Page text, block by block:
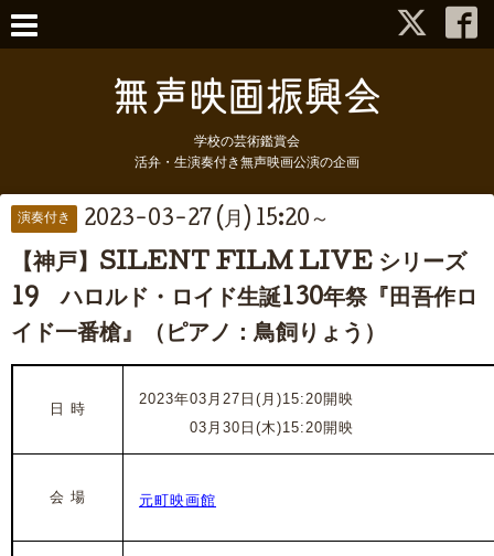
学校の芸術鑑賞会
活弁・生演奏付き無声映画公演の企画
演奏付き 2023-03-27 (月) 15:20～
【神戸】SILENT FILM LIVE シリーズ
19 ハロルド・ロイド生誕130年祭『田吾作ロ
イド一番槍』（ピアノ：鳥飼りょう）
日 時
2023年03月27日(月)15:20開映
03月30日(木)15:20開映
会 場 元町映画館